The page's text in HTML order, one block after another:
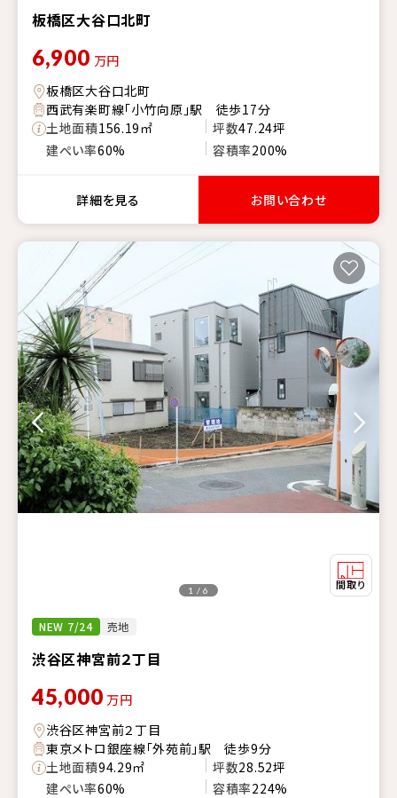
板橋区大谷口北町
6,900 万円
板橋区大谷口北町
西武有楽町線「小竹向原」駅 徒歩17分
土地面積156.19㎡ 坪数47.24坪
建ぺい率60% 容積率200%
詳細を見る お問い合わせ
NEW 7/24 売地
渋谷区神宮前２丁目
1 / 6
45,000 万円
渋谷区神宮前２丁目
東京メトロ銀座線「外苑前」駅 徒歩9分
土地面積94.29㎡ 坪数28.52坪
建ぺい率60% 容積率224%